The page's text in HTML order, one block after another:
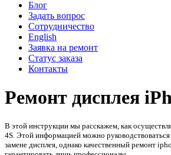
Блог
Задать вопрос
Сотрудничество
English
Заявка на ремонт
Статус заказа
Контакты
Ремонт дисплея
В этой инструкции мы расскажем, как
4S. Этой информацией можно
замене дисплея, однако качественный ремонт